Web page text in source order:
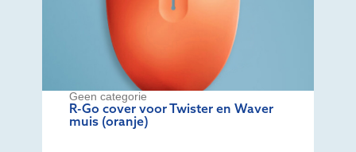
Geen categorie
R-Go cover voor Twister en Waver
muis (oranje)